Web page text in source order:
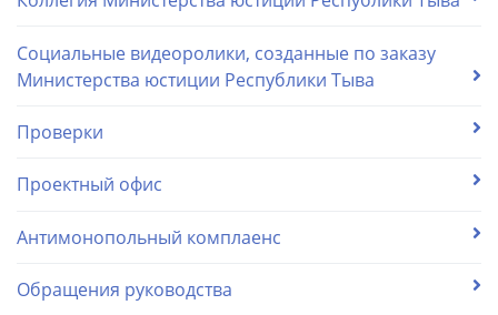
Социальные видеоролики, созданные по заказу
Министерства юстиции Республики Тыва
Проверки
Проектный офис
Антимонопольный комплаенс
Обращения руководства